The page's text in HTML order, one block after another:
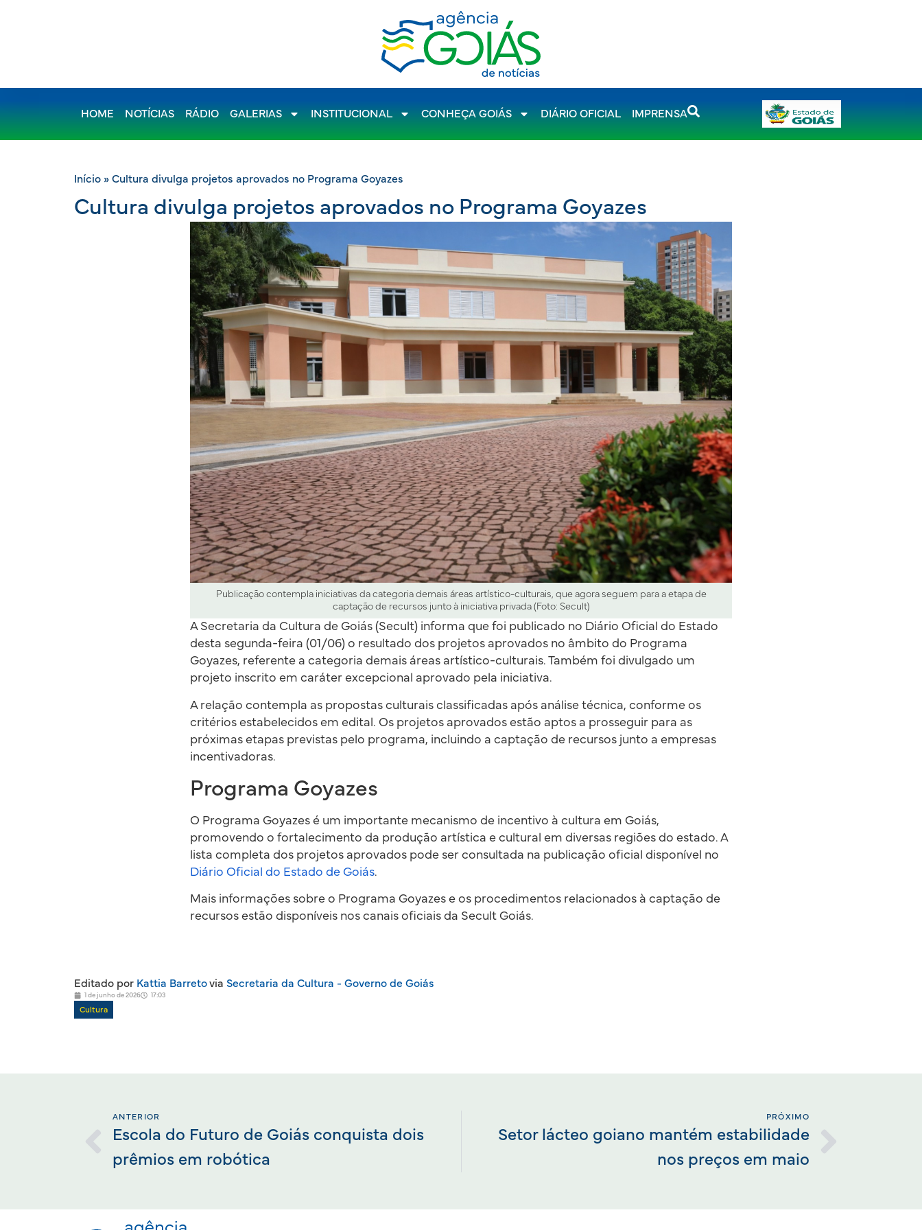
HOME NOTÍCIAS RÁDIO GALERIAS INSTITUCIONAL CONHEÇA GOIÁS DIÁRIO OFICIAL IMPRENSA
Início » Cultura divulga projetos aprovados no Programa Goyazes
Cultura divulga projetos aprovados no Programa Goyazes
Publicação contempla iniciativas da categoria demais áreas artístico-culturais, que agora seguem para a etapa de
captação de recursos junto à iniciativa privada (Foto: Secult)
A Secretaria da Cultura de Goiás (Secult) informa que foi publicado no Diário Oficial do Estado
desta segunda-feira (01/06) o resultado dos projetos aprovados no âmbito do Programa
Goyazes, referente a categoria demais áreas artístico-culturais. Também foi divulgado um
projeto inscrito em caráter excepcional aprovado pela iniciativa.
A relação contempla as propostas culturais classificadas após análise técnica, conforme os
critérios estabelecidos em edital. Os projetos aprovados estão aptos a prosseguir para as
próximas etapas previstas pelo programa, incluindo a captação de recursos junto a empresas
incentivadoras.
Programa Goyazes
O Programa Goyazes é um importante mecanismo de incentivo à cultura em Goiás,
promovendo o fortalecimento da produção artística e cultural em diversas regiões do estado. A
lista completa dos projetos aprovados pode ser consultada na publicação oficial disponível no
Diário Oficial do Estado de Goiás.
Mais informações sobre o Programa Goyazes e os procedimentos relacionados à captação de
recursos estão disponíveis nos canais oficiais da Secult Goiás.
Editado por Kattia Barretovia Secretaria da Cultura - Governo de Goiás
1 de junho de 2026 17:03
Cultura
ANTERIOR
Escola do Futuro de Goiás conquista dois
prêmios em robótica
PRÓXIMO
Setor lácteo goiano mantém estabilidade
nos preços em maio